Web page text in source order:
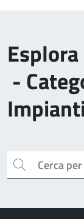
-
Cerca